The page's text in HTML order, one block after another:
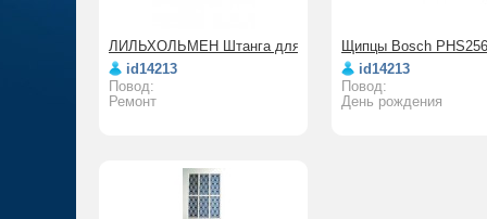
ЛИЛЬХОЛЬМЕН Штанга для шторы в ванную
id14213
Повод:
Ремонт
Щипцы Bosch
id14213
Повод:
День рождения